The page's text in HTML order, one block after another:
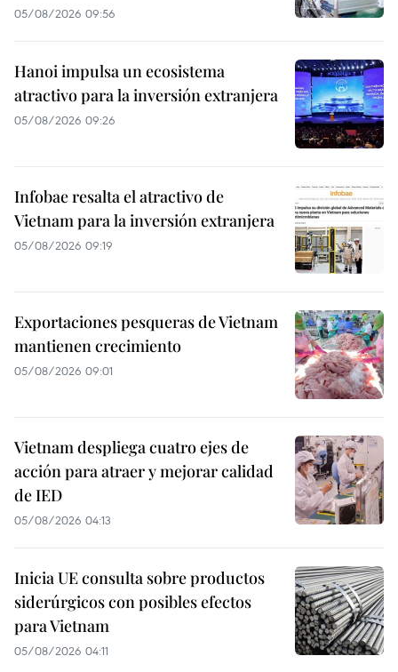
05/08/2026 09:56
Hanoi impulsa un ecosistema
atractivo para la inversión extranjera
05/08/2026 09:26
Infobae resalta el atractivo de
Vietnam para la inversión extranjera
05/08/2026 09:19
Exportaciones pesqueras de Vietnam
mantienen crecimiento
05/08/2026 09:01
Vietnam despliega cuatro ejes de
acción para atraer y mejorar calidad
de IED
05/08/2026 04:13
Inicia UE consulta sobre productos
siderúrgicos con posibles efectos
para Vietnam
05/08/2026 04:11